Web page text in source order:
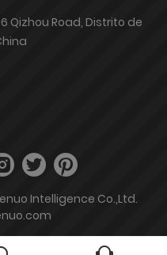
Qizhou Road, Distrito de
Intelligence Co.,Ltd.